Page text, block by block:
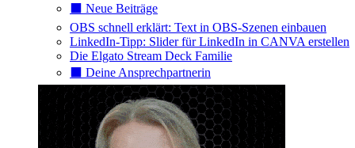
⬛️ Neue Beiträge
OBS schnell erklärt: Text in OBS-Szenen einbauen
LinkedIn-Tipp: Slider für LinkedIn in CANVA erstellen
Die Elgato Stream Deck Familie
⬛️ Deine Ansprechpartnerin